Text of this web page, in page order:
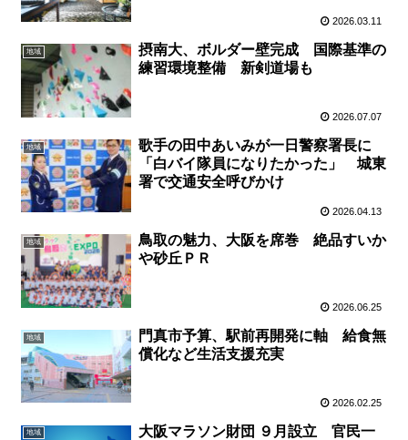
2026.03.11
地域
摂南大、ボルダー壁完成 国際基準の
練習環境整備 新剣道場も
2026.07.07
地域
歌手の田中あいみが一日警察署長に
「白バイ隊員になりたかった」 城東
署で交通安全呼びかけ
2026.04.13
地域
鳥取の魅力、大阪を席巻 絶品すいか
や砂丘ＰＲ
2026.06.25
地域
門真市予算、駅前再開発に軸 給食無
償化など生活支援充実
2026.02.25
地域
大阪マラソン財団 ９月設立 官民一